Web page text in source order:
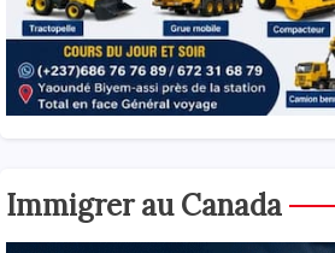
Immigrer au Canada